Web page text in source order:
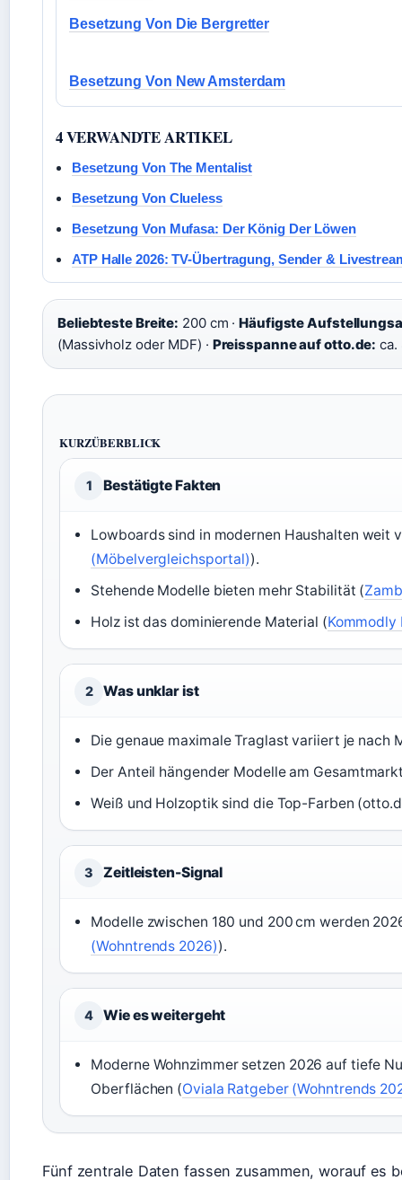
Besetzung Von Die Bergretter
Besetzung Von New Amsterdam
4 VERWANDTE ARTIKEL
Besetzung Von The Mentalist
Besetzung Von Clueless
Besetzung Von Mufasa: Der König Der Löwen
ATP Halle 2026: TV-Übertragung, Sender &
Beliebteste Breite: 200 cm ·Häufigste
(Massivholz oder MDF) · Preisspanne auf otto.de: ca.
KURZÜBERBLICK
1 Bestätigte Fakten
Lowboards sind in modernen Haushalten weit
(Möbelvergleichsportal)).
Stehende Modelle bieten mehr Stabilität (
Holz ist das dominierende Material (Kommodly
2 Was unklar ist
Die genaue maximale Traglast variiert je nach
Der Anteil hängender Modelle am
Weiß und Holzoptik sind die Top-Farben
3 Zeitleisten-Signal
Modelle zwischen 180 und 200 cm werden
(Wohntrends 2026)).
4 Wie es weitergeht
Moderne Wohnzimmer setzen 2026 auf tiefe
Oberflächen (Oviala Ratgeber (Wohntrends
Fünf zentrale Daten fassen zusammen, worauf es